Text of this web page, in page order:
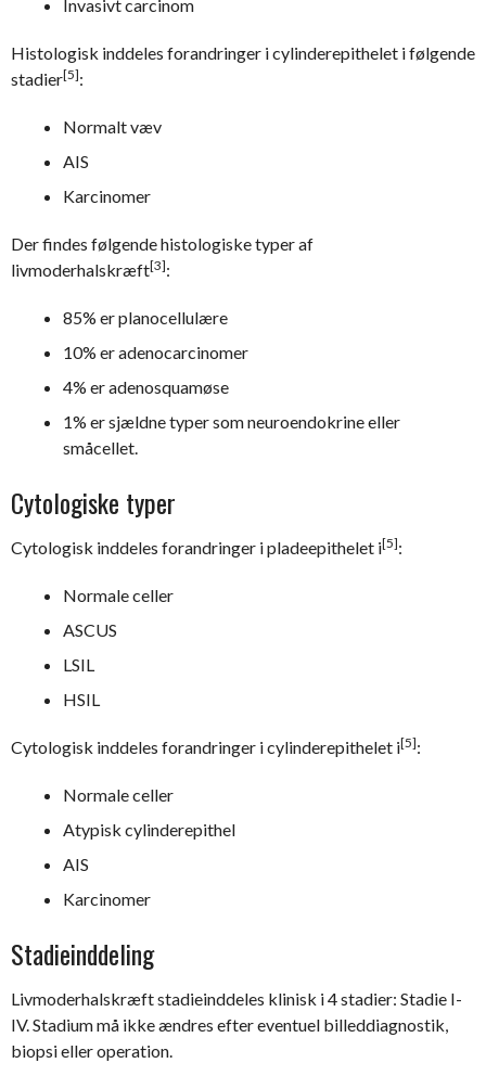
Invasivt carcinom
Histologisk inddeles forandringer i cylinderepithelet i følgende
stadier[5]:
Normalt væv
AIS
Karcinomer
Der findes følgende histologiske typer af
livmoderhalskræft[3]:
85% er planocellulære
10% er adenocarcinomer
4% er adenosquamøse
1% er sjældne typer som neuroendokrine eller
småcellet.
Cytologiske typer
Cytologisk inddeles forandringer i pladeepithelet i[5]:
Normale celler
ASCUS
LSIL
HSIL
Cytologisk inddeles forandringer i cylinderepithelet i[5]:
Normale celler
Atypisk cylinderepithel
AIS
Karcinomer
Stadieinddeling
Livmoderhalskræft stadieinddeles klinisk i 4 stadier: Stadie I-
IV. Stadium må ikke ændres efter eventuel billeddiagnostik,
biopsi eller operation.